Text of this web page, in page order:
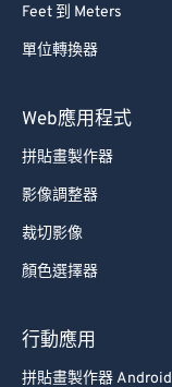
Feet 到 Meters
單位轉換器
Web應用程式
拼貼畫製作器
影像調整器
裁切影像
顏色選擇器
行動應用
拼貼畫製作器 Android